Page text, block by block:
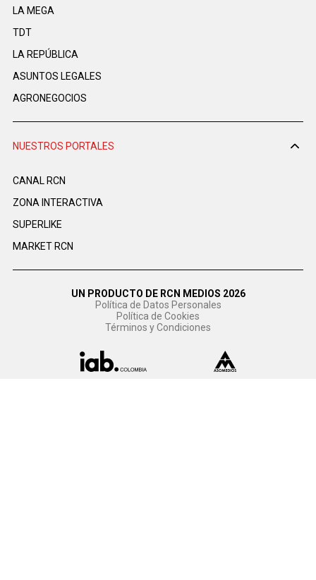
LA MEGA
TDT
LA REPÚBLICA
ASUNTOS LEGALES
AGRONEGOCIOS
NUESTROS PORTALES
CANAL RCN
ZONA INTERACTIVA
SUPERLIKE
MARKET RCN
UN PRODUCTO DE RCN MEDIOS 2026
Política de Datos Personales
Política de Cookies
Términos y Condiciones